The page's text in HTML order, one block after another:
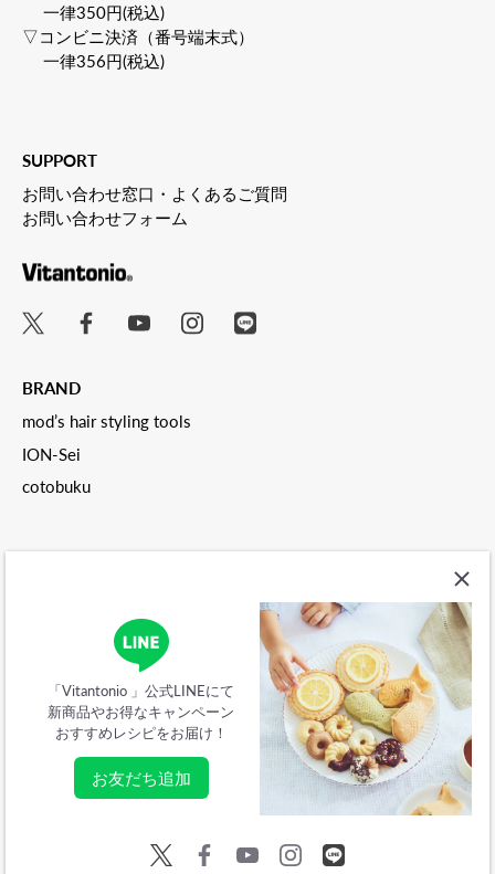
「Vitantonio 」公式LINEにて
新商品やお得なキャンペーン
おすすめレシピをお届け！
お友だち追加
一律350円(税込)
▽コンビニ決済（番号端末式）
一律356円(税込)
SUPPORT
お問い合わせ窓口・よくあるご質問
お問い合わせフォーム
BRAND
mod’s hair styling tools
ION-Sei
cotobuku
ご利用ガイド 会社概要
特定商取引法に関する表記
プライバシーポリシー
利用規約
ソーシャルメディア公式アカウント利用規約
返金ポリシー